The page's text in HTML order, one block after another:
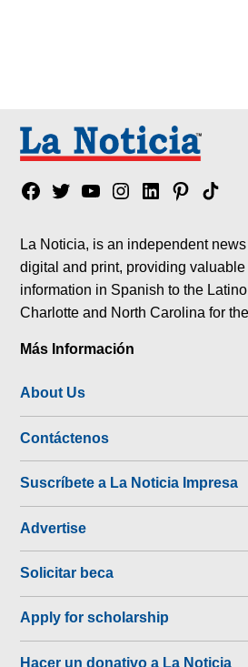
Facebook
TwitterYouTubeInstagram
LinkedinPinterest
Tik
La Noticia, is an independent
digital and print, providing
information in Spanish to the
Charlotte and North Carolina for
Más Información
About Us
Contáctenos
Suscríbete a La Noticia Impresa
Advertise
Solicitar beca
Apply for scholarship
Hacer un donativo a La Noticia